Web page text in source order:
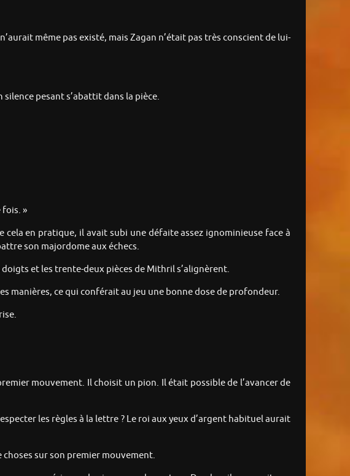
même pas existé, mais Zagan n’était pas très conscient de lui-
pesant s’abattit dans la pièce.
fois. »
en pratique, il avait subi une défaite assez ignominieuse face à
son majordome aux échecs.
et les trente-deux pièces de Mithril s’alignèrent.
manières, ce qui conférait au jeu une bonne dose de profondeur.
mouvement. Il choisit un pion. Il était possible de l’avancer de
les règles à la lettre ? Le roi aux yeux d’argent habituel aurait
sur son premier mouvement.